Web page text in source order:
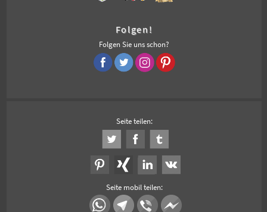
Folgen!
Folgen Sie uns schon?
Seite teilen:
Seite mobil teilen: